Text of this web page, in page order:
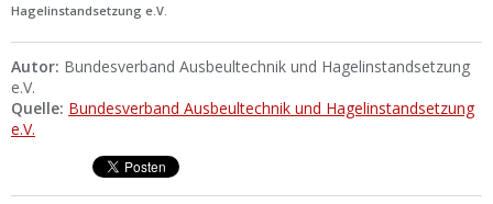
Hagelinstandsetzung e.V.
Autor: Bundesverband Ausbeultechnik und Hagelinstandsetzung
e.V.
Quelle: Bundesverband Ausbeultechnik und Hagelinstandsetzung
e.V.